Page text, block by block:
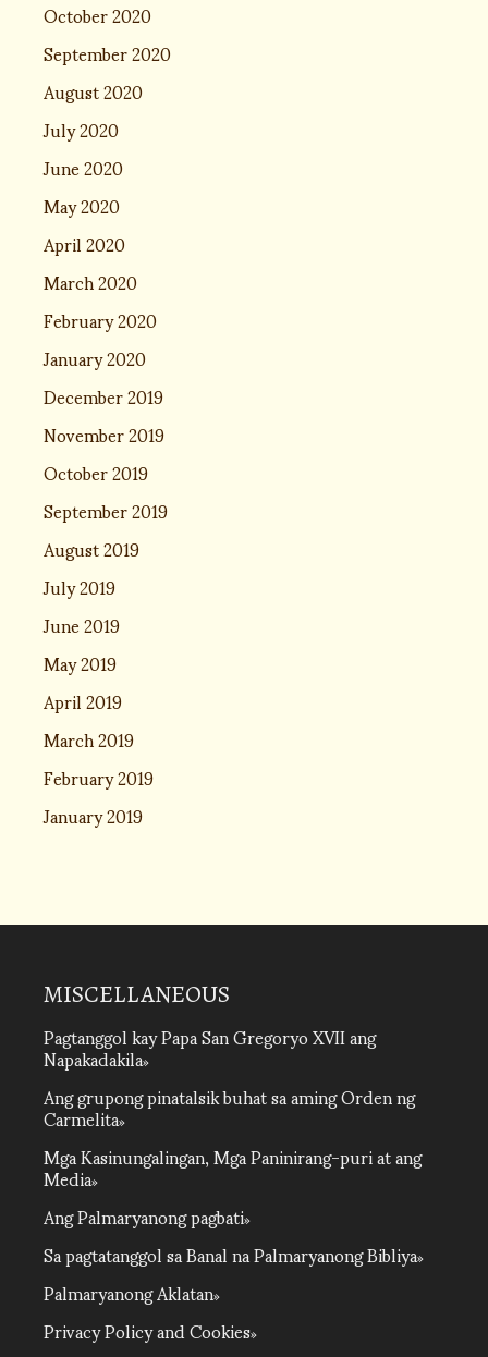
October 2020
September 2020
August 2020
July 2020
June 2020
May 2020
April 2020
March 2020
February 2020
January 2020
December 2019
November 2019
October 2019
September 2019
August 2019
July 2019
June 2019
May 2019
April 2019
March 2019
February 2019
January 2019
MISCELLANEOUS
Pagtanggol kay Papa San Gregoryo XVII ang
Napakadakila
Ang grupong pinatalsik buhat sa aming Orden ng
Carmelita
Mga Kasinungalingan, Mga Paninirang-puri at ang
Media
Ang Palmaryanong pagbati
Sa pagtatanggol sa Banal na Palmaryanong Bibliya
Palmaryanong Aklatan
Privacy Policy and Cookies